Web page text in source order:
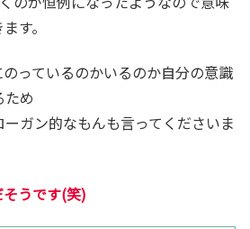
す。
っているのかいるのか自分の意識
め
ガン的なもんも言ってくださいま
うです(笑)